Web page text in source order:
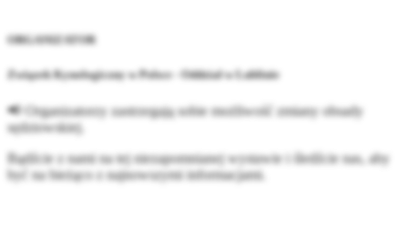
ORGANIZATOR
Związek Kynologiczny w Polsce - Oddział w Lublinie
📢 Organizatorzy zastrzegają sobie możliwość zmiany obsady
sędziowskiej.
Bądźcie z nami na tej niezapomnianej wystawie i śledźcie nas, aby
być na bieżąco z najnowszymi informacjami.